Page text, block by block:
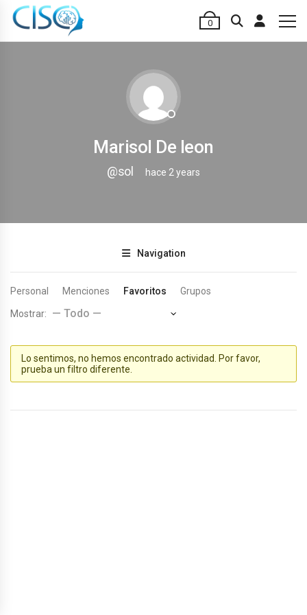
0
Marisol De leon
@sol hace 2 years
Navigation
Personal Menciones Favoritos Grupos
Mostrar:
Lo sentimos, no hemos encontrado actividad. Por favor,
prueba un filtro diferente.